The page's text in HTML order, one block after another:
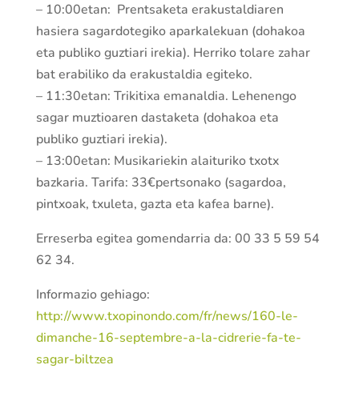
– 10:00etan: Prentsaketa erakustaldiaren
hasiera sagardotegiko aparkalekuan (dohakoa
eta publiko guztiari irekia). Herriko tolare zahar
bat erabiliko da erakustaldia egiteko.
– 11:30etan: Trikitixa emanaldia. Lehenengo
sagar muztioaren dastaketa (dohakoa eta
publiko guztiari irekia).
– 13:00etan: Musikariekin alaituriko txotx
bazkaria. Tarifa: 33€pertsonako (sagardoa,
pintxoak, txuleta, gazta eta kafea barne).
Erreserba egitea gomendarria da: 00 33 5 59 54
62 34.
Informazio gehiago:
http://www.txopinondo.com/fr/news/160-le-
dimanche-16-septembre-a-la-cidrerie-fa-te-
sagar-biltzea